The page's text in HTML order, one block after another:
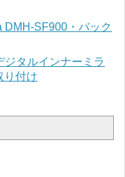
DMH-SF900・バック
タルインナーミラ
り付け